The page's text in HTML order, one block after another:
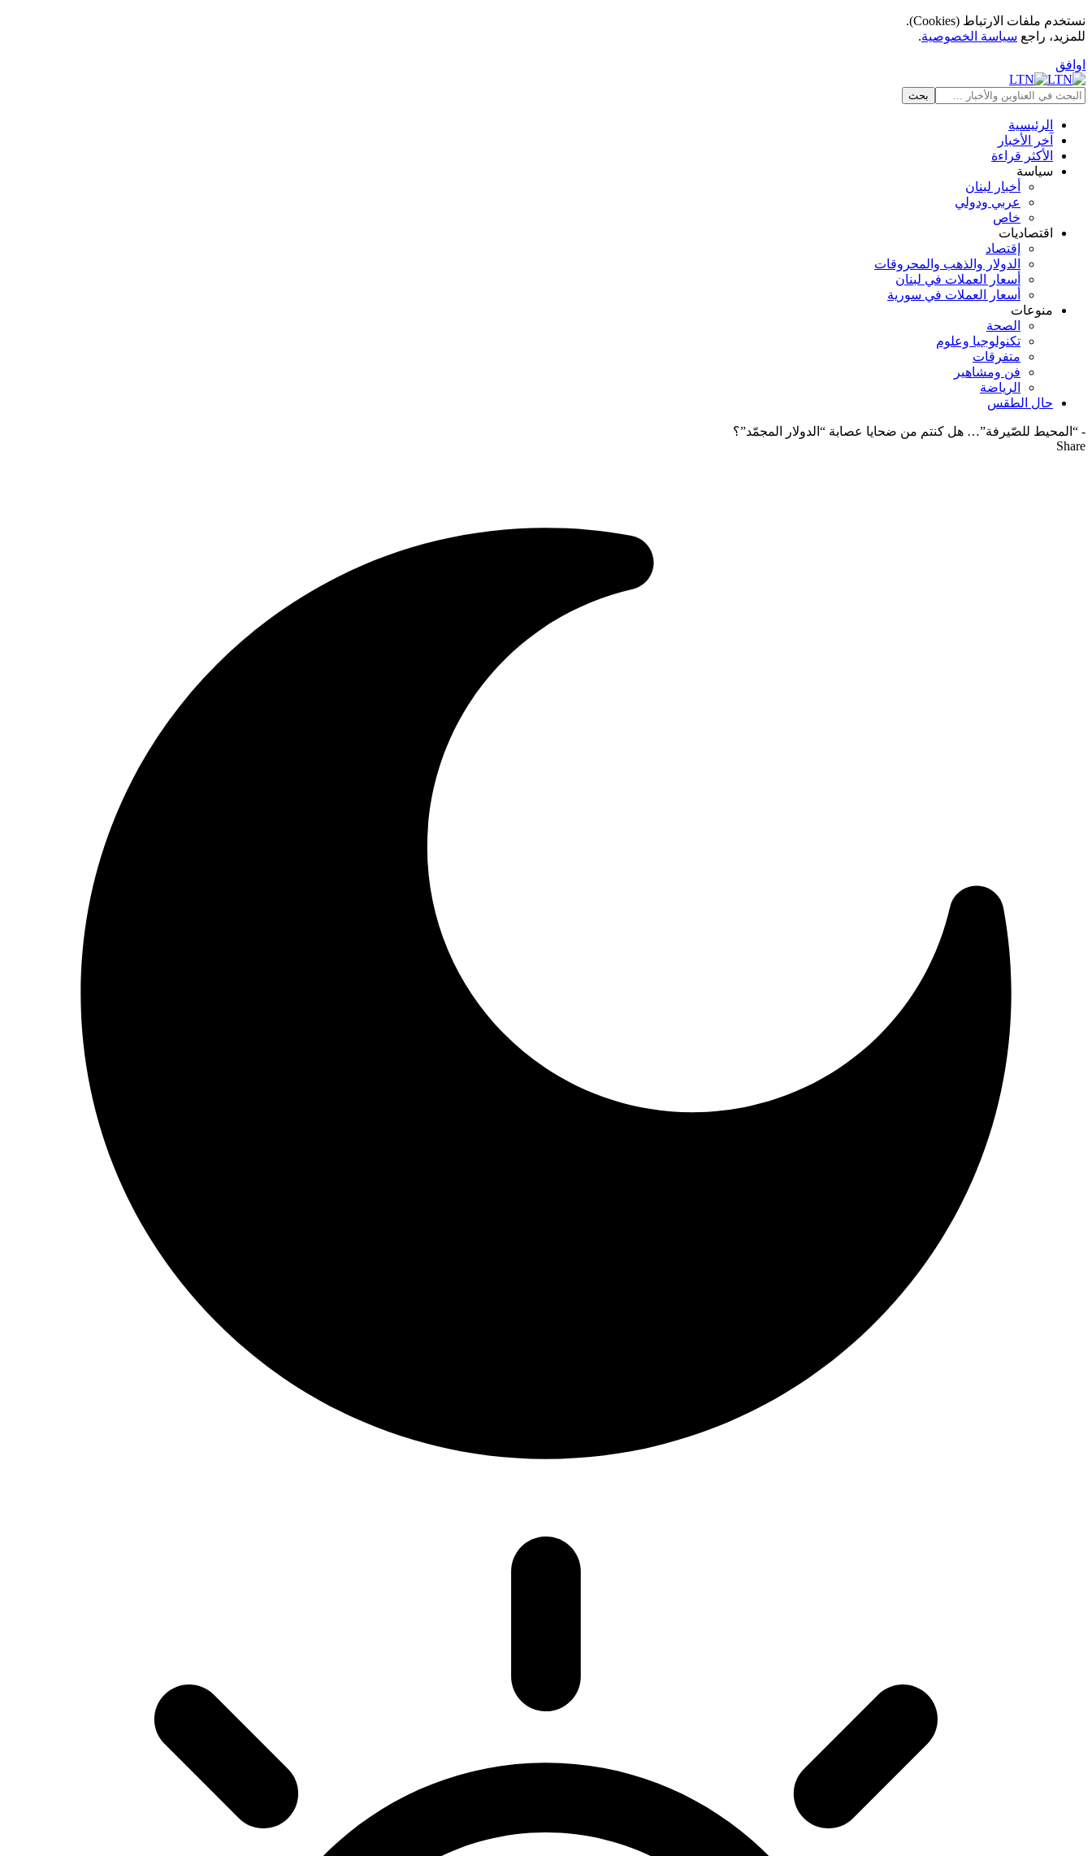
نستخدم ملفات الارتباط (Cookies).
للمزيد، راجع سياسة الخصوصية.
اوافق
الرئيسية
آخر الأخبار
الأكثر قراءة
سياسة
أخبار لبنان
عربي ودولي
خاص
اقتصاديات
إقتصاد
الدولار والذهب والمحروقات
أسعار العملات في لبنان
أسعار العملات في سورية
منوعات
الصحة
تكنولوجيا وعلوم
متفرقات
فن ومشاهير
الرياضة
حال الطقس
- “المحيط للصّيرفة”… هل كنتم من ضحايا عصابة “الدولار المجمّد”؟
Share